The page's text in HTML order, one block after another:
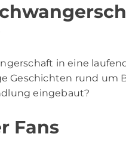
in eine
Geschichten rund um
eingebaut?
Fans